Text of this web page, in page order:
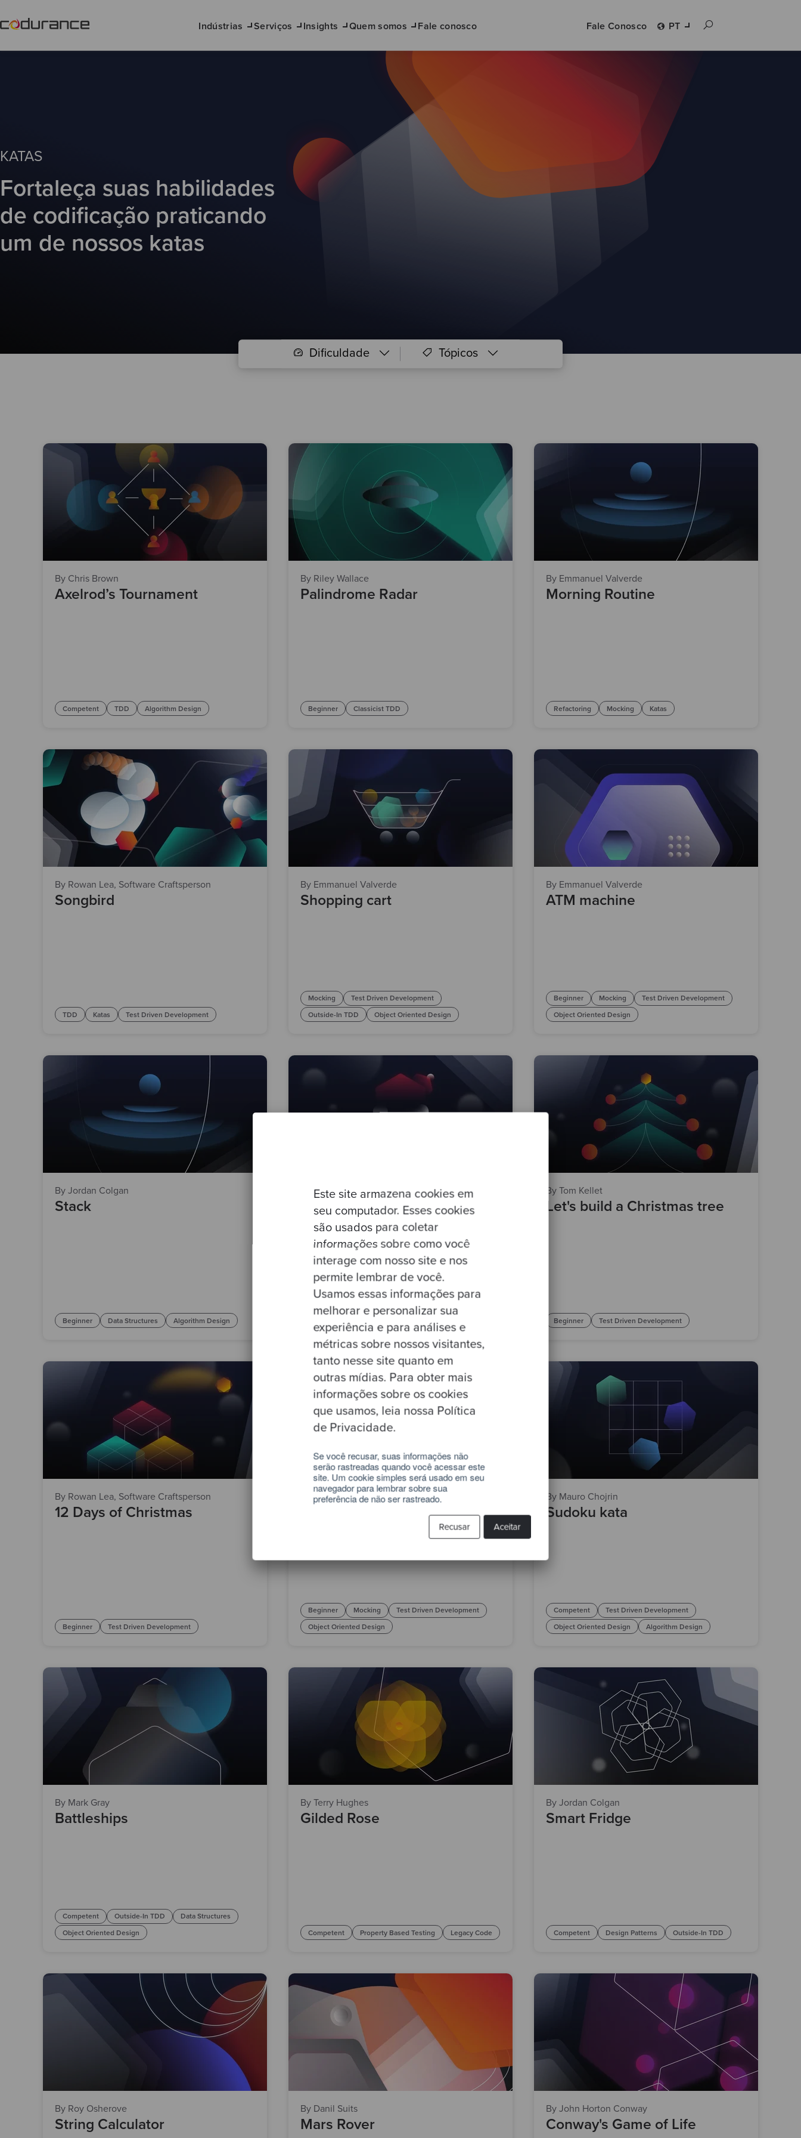
Este site armazena cookies em
seu computador. Esses cookies
são usados para coletar
informações sobre como você
interage com nosso site e nos
permite lembrar de você.
Usamos essas informações para
melhorar e personalizar sua
experiência e para análises e
métricas sobre nossos visitantes,
tanto nesse site quanto em
outras mídias. Para obter mais
informações sobre os cookies
que usamos, leia nossa Política
de Privacidade.
Se você recusar, suas informações não
serão rastreadas quando você acessar este
site. Um cookie simples será usado em seu
navegador para lembrar sobre sua
preferência de não ser rastreado.
Aceitar
Recusar
Indústrias Serviços Insights Quem somos Fale conosco Fale Conosco PT
KATAS
Fortaleça suas habilidades
de codificação praticando
um de nossos katas
Dificuldade Tópicos
By Chris Brown
Axelrod’s Tournament
Competent TDD Algorithm Design
By Riley Wallace
Palindrome Radar
Beginner Classicist TDD
By Emmanuel Valverde
Morning Routine
Refactoring Mocking Katas
By Rowan Lea, Software Craftsperson
Songbird
TDD Katas Test Driven Development
By Emmanuel Valverde
Shopping cart
Mocking
Test Driven Development
Outside-In TDD
Object Oriented Design
By Emmanuel Valverde
ATM machine
Beginner Mocking
Test Driven Development
Object Oriented Design
By Jordan Colgan
Stack
Beginner Data Structures Algorithm Design
By Mattsi Jansky
Santa's Allotment
By Tom Kellet
Let's build a Christmas tree
Beginner Test Driven Development
By Rowan Lea, Software Craftsperson
12 Days of Christmas
Beginner Test Driven Development
By Emmanuel Valverde
Guess the random number
Beginner Mocking
Test Driven Development
Object Oriented Design
By Mauro Chojrin
Sudoku kata
Competent
Test Driven Development
Object Oriented Design
Algorithm Design
By Mark Gray
Battleships
Competent Outside-In TDD
Data Structures
Object Oriented Design
By Terry Hughes
Gilded Rose
Competent Property Based Testing Legacy Code
By Jordan Colgan
Smart Fridge
Competent Design Patterns Outside-In TDD
By Roy Osherove
String Calculator
By Danil Suits
Mars Rover
By John Horton Conway
Conway's Game of Life